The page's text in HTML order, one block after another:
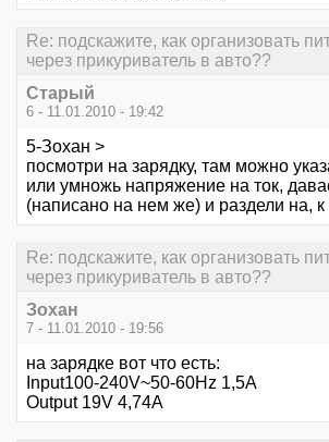
Re: подскажите, как организовать
через прикуриватель в авто??
Старый
6 - 11.01.2010 - 19:42
5-Зохан >
посмотри на зарядку, там можно
или умножь напряжение на ток,
(написано на нем же) и раздели на,
Re: подскажите, как организовать
через прикуриватель в авто??
Зохан
7 - 11.01.2010 - 19:56
на зарядке вот что есть:
Input100-240V~50-60Hz 1,5A
Output 19V 4,74A